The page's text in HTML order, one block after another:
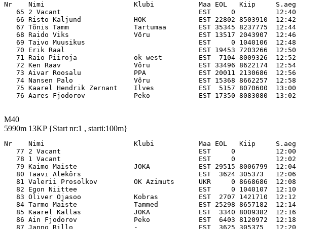
Nr    Nimi                      Klubi           Maa EOL   Kiip     S.aeg
65 2 Vacant                                  EST     0          12:40
   66 Risto Kaljund             HOK             EST 22802 8503910  12:42
   67 Tõnis Tamm                Tartumaa        EST 35345 8237775  12:44
   68 Raido Viks                Võru            EST 13517 2043907  12:46
   69 Taivo Muusikus                            EST     0 1040106  12:48
   70 Erik Raal                                 EST 19453 7203266  12:50
   71 Raio Piiroja              ok west         EST  7104 8009326  12:52
   72 Ken Raav                  Võru            EST 33496 8622174  12:54
   73 Aivar Roosalu             PPA             EST 20011 2130686  12:56
   74 Nansen Palo               Võru            EST 15368 8662257  12:58
   75 Kaarel Hendrik Zernant    Ilves           EST  5157 8070600  13:00
M40
5990m 13KP {Start nr:1 , starti:100m}
Nr    Nimi                      Klubi           Maa EOL   Kiip     S.aeg
77 2 Vacant                                  EST     0          12:00
   78 1 Vacant                                  EST     0          12:02
   79 Kaimo Maiste              JOKA            EST 29515 8006799  12:04
   80 Taavi Alekõrs                             EST  3624 305373   12:06
   81 Valerii Prosolkov         OK Azimuts      UKR     0 8668686  12:08
   82 Egon Niittee                              EST     0 1040107  12:10
   83 Oliver Ojasoo             Kobras          EST  2707 1421710  12:12
   84 Tarmo Maiste              Tammed          EST 25298 8657182  12:14
   85 Kaarel Kallas             JOKA            EST  3340 8009382  12:16
   86 Ain Fjodorov              Peko            EST  6403 8120972  12:18